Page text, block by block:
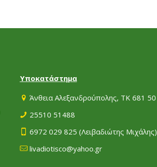
Υποκατάστημα
Άνθεια Αλεξανδρούπολης, ΤΚ 681 50
25510 51488
6972 029 825 (Λειβαδιώτης Μιχάλης)
livadiotisco@yahoo.gr